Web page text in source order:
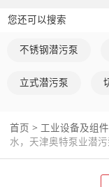
产品标准：
WQ，QW系列无
行的产品标准是
WQ，、系列无堵
您还可以搜索
不锈钢潜污泵
立式潜污泵
首页 > 工业设备及组件
水，天津奥特泵业潜